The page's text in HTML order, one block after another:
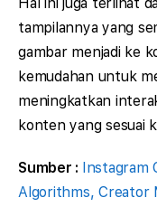
tampilannya yang
gambar menjadi ke
kemudahan untuk
meningkatkan
konten yang sesuai
Sumber :
Algorithms, Creator